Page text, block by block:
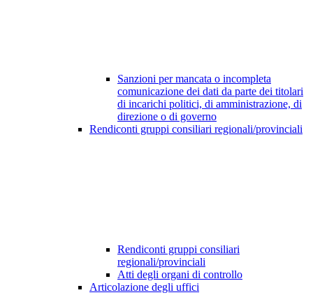
Sanzioni per mancata o incompleta
comunicazione dei dati da parte dei titolari
di incarichi politici, di amministrazione, di
direzione o di governo
Rendiconti gruppi consiliari regionali/provinciali
Rendiconti gruppi consiliari
regionali/provinciali
Atti degli organi di controllo
Articolazione degli uffici